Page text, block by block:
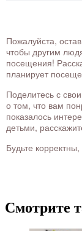
Пожалуйста,
чтобы другим
посещения!
планирует
Поделитесь с
о том, что вам
показалось
детьми,
Будьте
Смотрите